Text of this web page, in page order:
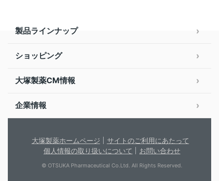
製品ラインナップ
ショッピング
大塚製薬CM情報
企業情報
大塚製薬ホームページ
サイトのご利用にあたって
個人情報の取り扱いについて
お問い合わせ
© OTSUKA Pharmaceutical Co.Ltd. All Rights Reserved.